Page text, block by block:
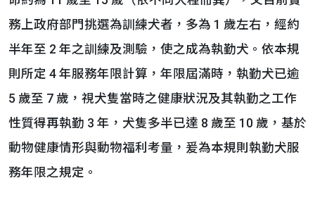
務上政府部門挑選為訓練犬者，多為 1 歲左右，經約
半年至 2 年之訓練及測驗，使之成為執勤犬。依本規
則所定 4 年服務年限計算，年限屆滿時，執勤犬已逾
5 歲至 7 歲，視犬隻當時之健康狀況及其執勤之工作
性質得再執勤 3 年，犬隻多半已達 8 歲至 10 歲，基於
動物健康情形與動物福利考量，爰為本規則執勤犬服
務年限之規定。